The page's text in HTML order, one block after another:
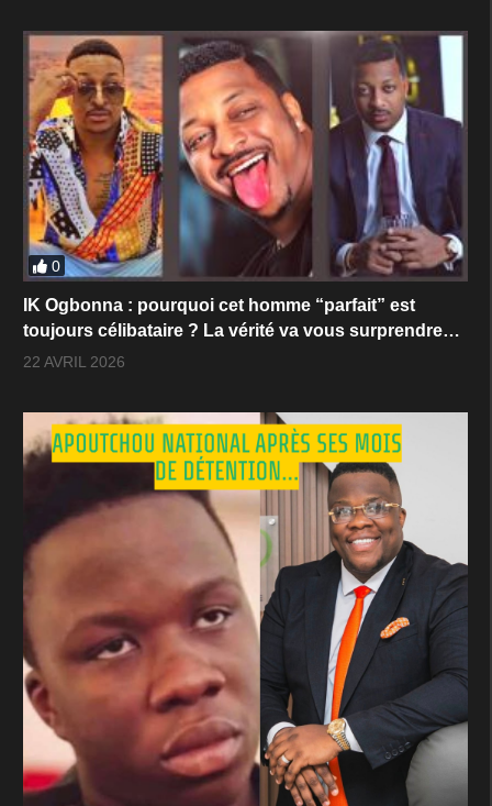
0
IK Ogbonna : pourquoi cet homme “parfait” est
toujours célibataire ? La vérité va vous surprendre…
22 AVRIL 2026